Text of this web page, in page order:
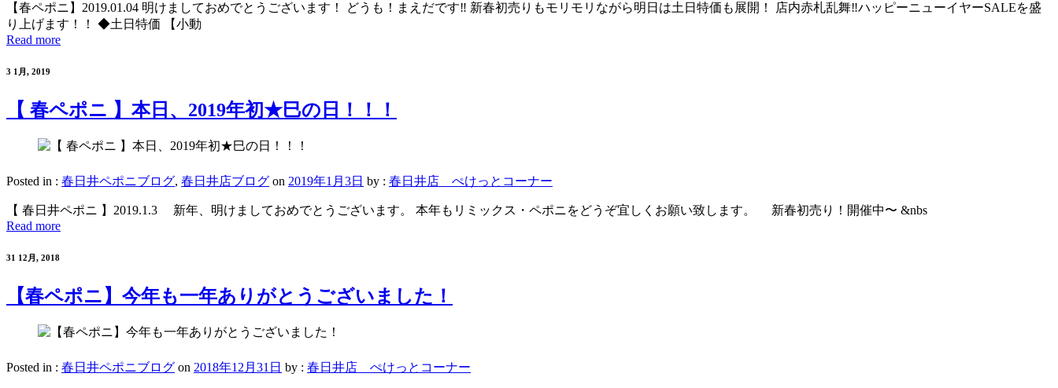
【春ペポニ】2019.01.04 明けましておめでとうございます！ どうも！まえだです‼ 新春初売りもモリモリながら明日は土日特価も展開！ 店内赤札乱舞‼ハッピーニューイヤーSALEを盛
り上げます！！ ◆土日特価 【小動
Read more
3 1月, 2019
【 春ペポニ 】本日、2019年初★巳の日！！！
Posted in : 春日井ペポニブログ, 春日井店ブログ on 2019年1月3日 by : 春日井店 ぺけっとコーナー
【 春日井ペポニ 】2019.1.3 新年、明けましておめでとうございます。 本年もリミックス・ペポニをどうぞ宜しくお願い致します。 新春初売り！開催中〜 &nbs
Read more
31 12月, 2018
【春ペポニ】今年も一年ありがとうございました！
Posted in : 春日井ペポニブログ on 2018年12月31日 by : 春日井店 ぺけっとコーナー